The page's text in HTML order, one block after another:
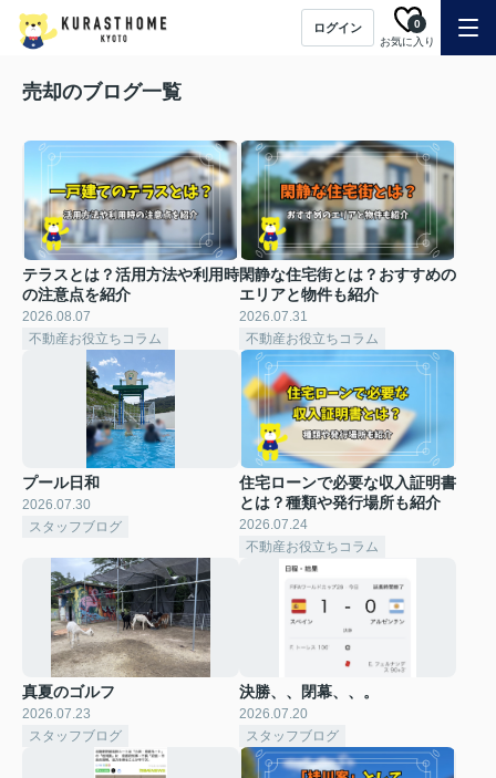
ログイン
お気に入り
0
売却のブログ一覧
テラスとは？活用方法や利用時
の注意点を紹介
2026.08.07
不動産お役立ちコラム
閑静な住宅街とは？おすすめの
エリアと物件も紹介
2026.07.31
不動産お役立ちコラム
プール日和
2026.07.30
スタッフブログ
住宅ローンで必要な収入証明書
とは？種類や発行場所も紹介
2026.07.24
不動産お役立ちコラム
真夏のゴルフ
2026.07.23
スタッフブログ
決勝、、閉幕、、。
2026.07.20
スタッフブログ